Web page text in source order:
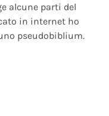
alcune parti del
in internet ho
pseudobiblium.